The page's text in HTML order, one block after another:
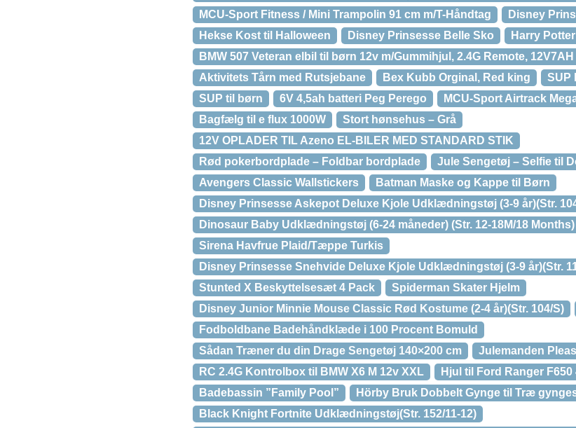
MCU-Sport Fitness / Mini Trampolin 91 cm m/T-Håndtag
Disney
Hekse Kost til Halloween
Disney Prinsesse Belle Sko
Harry
BMW 507 Veteran elbil til børn 12v m/Gummihjul, 2.4G Remote, 12V7AH
Aktivitets Tårn med Rutsjebane
Bex Kubb Orginal, Red king
SUP
SUP til børn
6V 4,5ah batteri Peg Perego
MCU-Sport Airtrack
Bagfælg til e flux 1000W
Stort hønsehus – Grå
12V OPLADER TIL Azeno EL-BILER MED STANDARD STIK
Rød pokerbordplade – Foldbar bordplade
Jule Sengetøj – Selfie til
Avengers Classic Wallstickers
Batman Maske og Kappe til Børn
Disney Prinsesse Askepot Deluxe Kjole Udklædningstøj (3-9 år)(Str.
Dinosaur Baby Udklædningstøj (6-24 måneder) (Str. 12-18M/18 Months)
Sirena Havfrue Plaid/Tæppe Turkis
Disney Prinsesse Snehvide Deluxe Kjole Udklædningstøj (3-9 år)(Str.
Stunted X Beskyttelsesæt 4 Pack
Spiderman Skater Hjelm
Disney Junior Minnie Mouse Classic Rød Kostume (2-4 år)(Str. 104/S)
Fodboldbane Badehåndklæde i 100 Procent Bomuld
Sådan Træner du din Drage Sengetøj 140×200 cm
Julemanden
RC 2.4G Kontrolbox til BMW X6 M 12v XXL
Hjul til Ford Ranger F650
Badebassin ”Family Pool”
Hörby Bruk Dobbelt Gynge til Træ
Black Knight Fortnite Udklædningstøj(Str. 152/11-12)